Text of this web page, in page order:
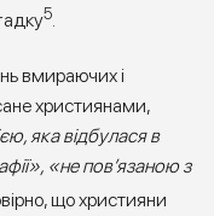
5.
вмираючих і
християнами,
яка відбулася в
«не пов’язаною з
що християни